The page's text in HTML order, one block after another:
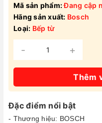
Mã sản phẩm:Đang cập
Hãng sản xuất: Bosch
Loại: Bếp từ
- +
Thêm
Đặc điểm nổi bật
- Thương hiệu: BOSCH